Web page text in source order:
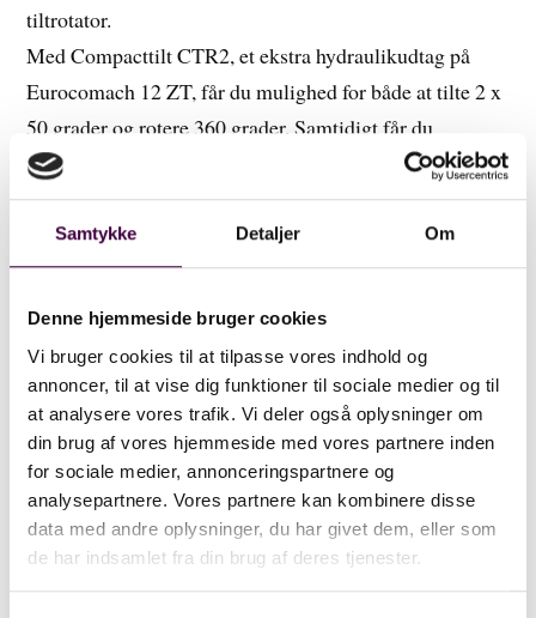
Samtykke Detaljer Om
Denne hjemmeside bruger cookies
Vi bruger cookies til at tilpasse vores indhold og
annoncer, til at vise dig funktioner til sociale medier og til
at analysere vores trafik. Vi deler også oplysninger om
din brug af vores hjemmeside med vores partnere inden
for sociale medier, annonceringspartnere og
analysepartnere. Vores partnere kan kombinere disse
data med andre oplysninger, du har givet dem, eller som
de har indsamlet fra din brug af deres tjenester.
tiltrotator.
Med Compacttilt CTR2, et ekstra hydraulikudtag på
Eurocomach 12 ZT, får du mulighed for både at tilte 2 x
50 grader og rotere 360 grader. Samtidigt får du
hydraulisk redskabsskifte, og ekstraudtag til ex
sortergrab.
Det hele let betjent med Eurocomach 12 ZT’s standard
joystick.
En lille sortergrab forøger din gravemaskines
funktionalitet. Med grabben kan du let flytte tunge sten,
lave stenbede, sætte kantsten uden at overbelaste ryggen.
Det samme gælder for håndtering af træstammer, stolper
og i særdeleshed for flytning og læsning af uhåndterligt